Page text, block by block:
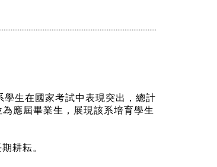
生在國家考試中表現突出，總計
應屆畢業生，展現該系培育學生
耕耘。